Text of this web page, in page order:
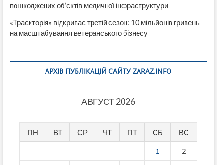
пошкоджених об’єктів медичної інфраструктури
«Траєкторія» відкриває третій сезон: 10 мільйонів гривень
на масштабування ветеранського бізнесу
АРХІВ ПУБЛІКАЦІЙ САЙТУ ZARAZ.INFO
АВГУСТ 2026
ПН ВТ СР ЧТ ПТ СБ ВС
1 2